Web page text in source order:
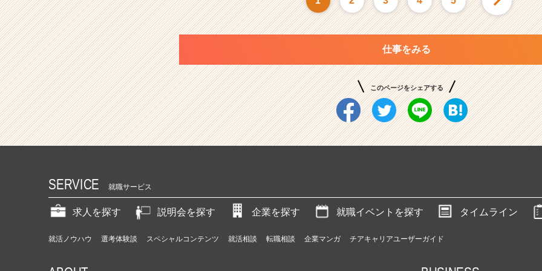
仕事をみる
このページをシェアする
SERVICE 就職サービス
求人を探す 説明会を探す 企業を探す 就職イベントを探す タイムライン
就活ノウハウ 選考体験談 スペシャルコンテンツ 就活相談 転職相談 企業マンガ チアキャリアユーザーガイド